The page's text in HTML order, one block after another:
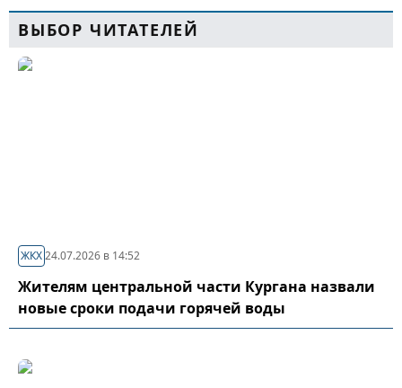
ВЫБОР ЧИТАТЕЛЕЙ
ЖКХ24.07.2026 в 14:52
Жителям центральной части Кургана назвали
новые сроки подачи горячей воды